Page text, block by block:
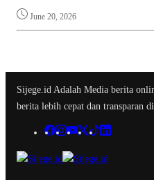
June 20, 2026
Sijege.id Adalah Media berita
berita lebih cepat dan transparan